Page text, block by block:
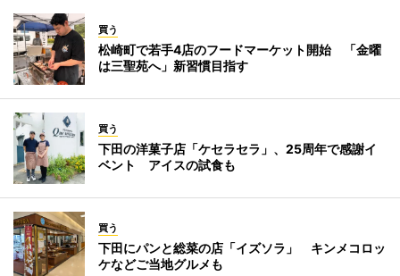
買う
松崎町で若手4店のフードマーケット開始 「金曜
は三聖苑へ」新習慣目指す
買う
下田の洋菓子店「ケセラセラ」、25周年で感謝イ
ベント アイスの試食も
買う
下田にパンと総菜の店「イズソラ」 キンメコロッ
ケなどご当地グルメも